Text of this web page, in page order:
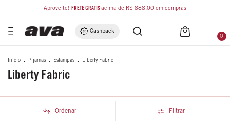
Aproveite! FRETE GRÁTISacima de R$ 888,00 em compras
Cashback
0
Início . Pijamas . Estampas . Liberty Fabric
Liberty Fabric
Ordenar Filtrar